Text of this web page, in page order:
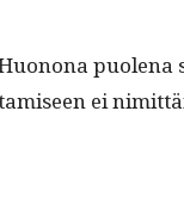
puole­na
ei